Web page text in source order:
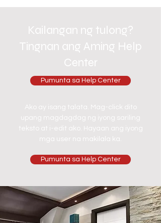
Kailangan ng tulong?
Tingnan ang Aming Help
Center
Pumunta sa Help Center
Ako ay isang talata. Mag-click dito
upang magdagdag ng iyong sariling
teksto at i-edit ako. Hayaan ang iyong
mga user na makilala ka.
Pumunta sa Help Center